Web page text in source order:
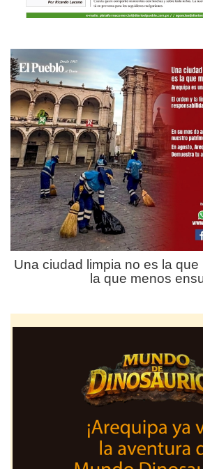
Una ciudad limpia no es la que
la que menos